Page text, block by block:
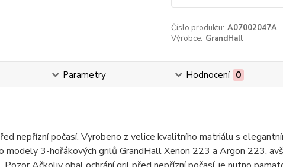
Číslo produktu: A07002047A
Výrobce: GrandHall
Parametry Hodnocení 0
nepřízní počasí. Vyrobeno z velice kvalitního matriálu s
modely 3-hořákových grilů GrandHall Xenon 223 a Argon 223,